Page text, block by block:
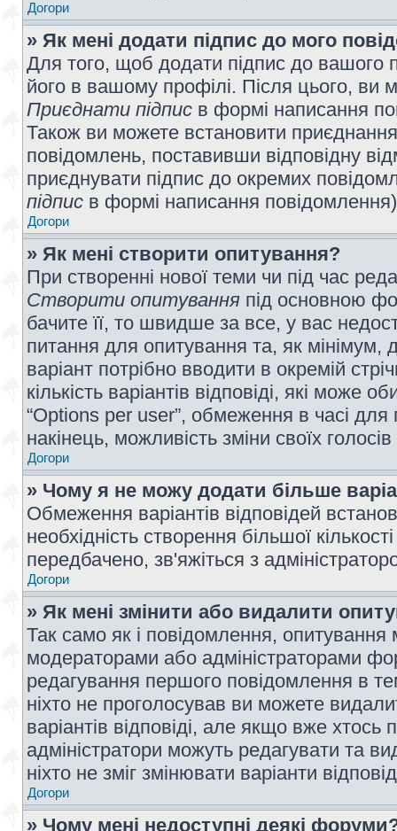
Догори
» Як мені додати підпис до мого
Для того, щоб додати підпис до вашого
його в вашому профілі. Після цього, ви
Приєднати підпис в формі написання
Також ви можете встановити
повідомлень, поставивши відповідну
приєднувати підпис до окремих
підпис в формі написання
Догори
» Як мені створити опитування?
При створенні нової теми чи під час
Створити опитування під основною
бачите її, то швидше за все, у вас
питання для опитування та, як мінімум,
варіант потрібно вводити в окремій
кількість варіантів відповіді, які може
“Options per user”, обмеження в часі для
накінець, можливість зміни своїх
Догори
» Чому я не можу додати більше
Обмеження варіантів відповідей
необхідність створення більшої
передбачено, зв'яжіться з
Догори
» Як мені змінити або видалити
Так само як і повідомлення,
модераторами або адміністраторами
редагування першого повідомлення в
ніхто не проголосував ви можете
варіантів відповіді, але якщо вже
адміністратори можуть редагувати та
ніхто не зміг змінювати варіанти
Догори
» Чому мені недоступні деякі